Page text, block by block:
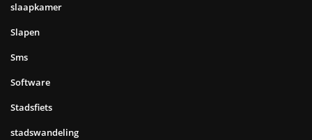
slaapkamer
Slapen
Sms
Software
Stadsfiets
stadswandeling